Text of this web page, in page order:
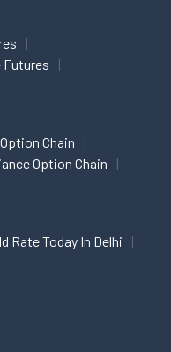
Futures
Chain
Option Chain
Rate Today In Delhi